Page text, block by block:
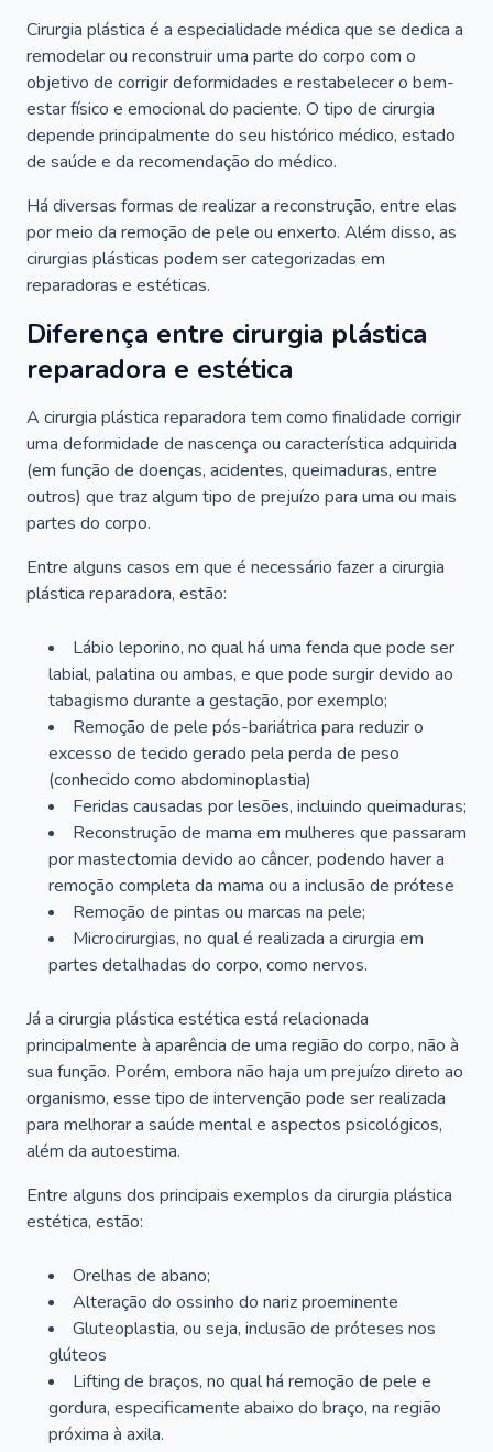
Cirurgia plástica é a especialidade médica que se dedica a
remodelar ou reconstruir uma parte do corpo com o
objetivo de corrigir deformidades e restabelecer o bem-
estar físico e emocional do paciente. O tipo de cirurgia
depende principalmente do seu histórico médico, estado
de saúde e da recomendação do médico.
Há diversas formas de realizar a reconstrução, entre elas
por meio da remoção de pele ou enxerto. Além disso, as
cirurgias plásticas podem ser categorizadas em
reparadoras e estéticas.
Diferença entre cirurgia plástica
reparadora e estética
A cirurgia plástica reparadora tem como finalidade corrigir
uma deformidade de nascença ou característica adquirida
(em função de doenças, acidentes, queimaduras, entre
outros) que traz algum tipo de prejuízo para uma ou mais
partes do corpo.
Entre alguns casos em que é necessário fazer a cirurgia
plástica reparadora, estão:
Lábio leporino, no qual há uma fenda que pode ser
labial, palatina ou ambas, e que pode surgir devido ao
tabagismo durante a gestação, por exemplo;
Remoção de pele pós-bariátrica para reduzir o
excesso de tecido gerado pela perda de peso
(conhecido como abdominoplastia)
Feridas causadas por lesões, incluindo queimaduras;
Reconstrução de mama em mulheres que passaram
por mastectomia devido ao câncer, podendo haver a
remoção completa da mama ou a inclusão de prótese
Remoção de pintas ou marcas na pele;
Microcirurgias, no qual é realizada a cirurgia em
partes detalhadas do corpo, como nervos.
Já a cirurgia plástica estética está relacionada
principalmente à aparência de uma região do corpo, não à
sua função. Porém, embora não haja um prejuízo direto ao
organismo, esse tipo de intervenção pode ser realizada
para melhorar a saúde mental e aspectos psicológicos,
além da autoestima.
Entre alguns dos principais exemplos da cirurgia plástica
estética, estão:
Orelhas de abano;
Alteração do ossinho do nariz proeminente
Gluteoplastia, ou seja, inclusão de próteses nos
glúteos
Lifting de braços, no qual há remoção de pele e
gordura, especificamente abaixo do braço, na região
próxima à axila.